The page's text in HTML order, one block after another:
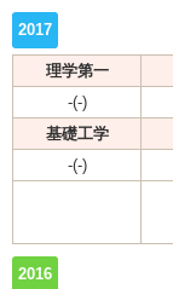
2017
理学第一
-(-)
基礎工学
-(-)
2016